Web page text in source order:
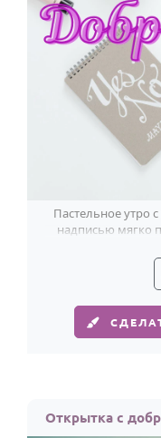
Пастельное утро
надписью мягко
Открытка с